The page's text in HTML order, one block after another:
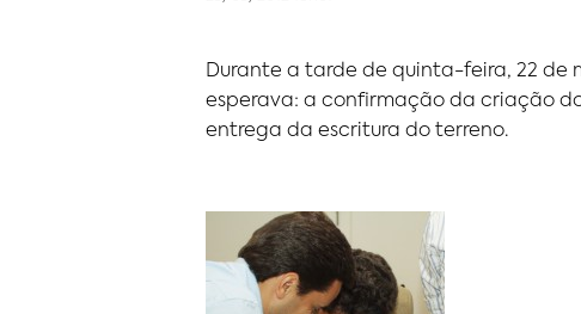
Durante a tarde de quinta-feira, 22 de
esperava: a confirmação da criação
entrega da escritura do terreno.